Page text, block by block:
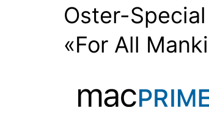
Oster-
«For All